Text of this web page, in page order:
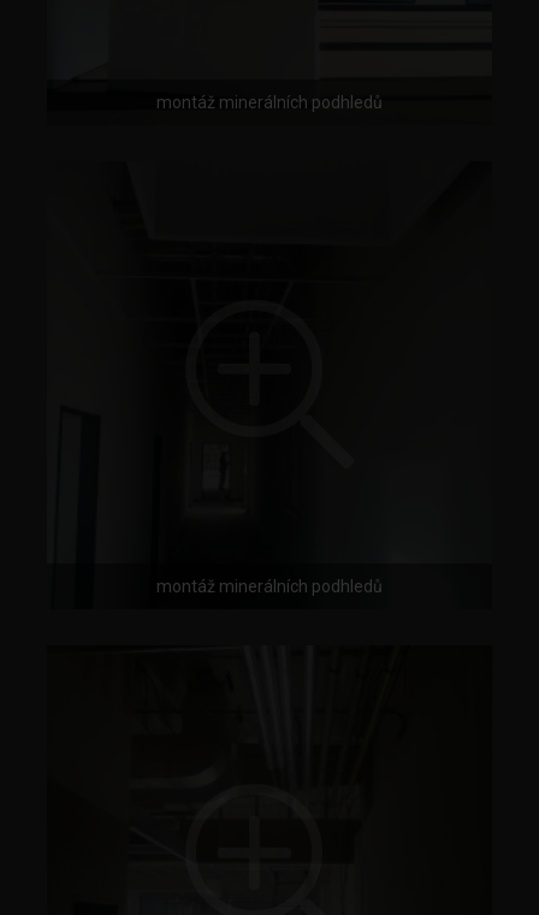
montáž minerálních podhledů
montáž minerálních podhledů